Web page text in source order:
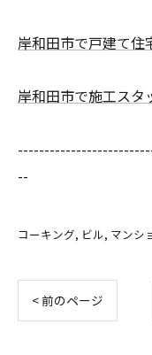
岸和田市で戸建て住
岸和田市で施工スタ
--
コーキング ビル マンシ
< 前のページ